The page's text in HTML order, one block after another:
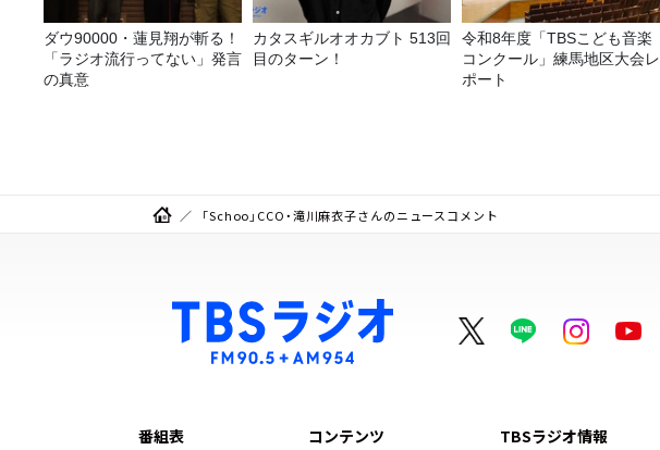
ダウ90000・蓮見翔が斬る！
「ラジオ流行ってない」発言
の真意
カタスギルオオカブト 513回
目のターン！
令和8年度「TBSこども音楽
コンクール」練馬地区大会レ
ポート
「Schoo」CCO・滝川麻衣子さんのニュースコメント
番組表 コンテンツ TBSラジオ情報